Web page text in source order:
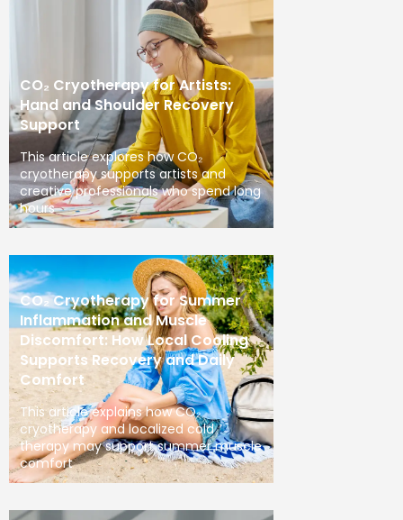
CO₂ Cryotherapy for Artists:
Hand and Shoulder Recovery
Support
This article explores how CO₂
cryotherapy supports artists and
creative professionals who spend long
hours
CO₂ Cryotherapy for Summer
Inflammation and Muscle
Discomfort: How Local Cooling
Supports Recovery and Daily
Comfort
This article explains how CO₂
cryotherapy and localized cold
therapy may support summer muscle
comfort